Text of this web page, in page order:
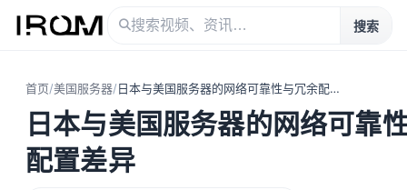
搜索
首页/美国服务器/ 日本与美国服务器的网络可靠性与冗余配置差异
日本与美国服务器的网络可靠
配置差异